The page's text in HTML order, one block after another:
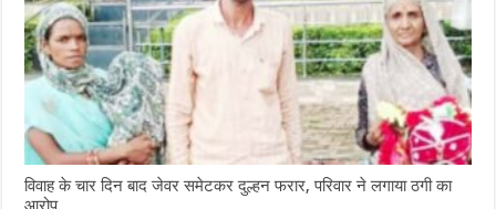
विवाह के चार दिन बाद जेवर समेटकर दुल्हन फरार, परिवार ने लगाया ठगी का